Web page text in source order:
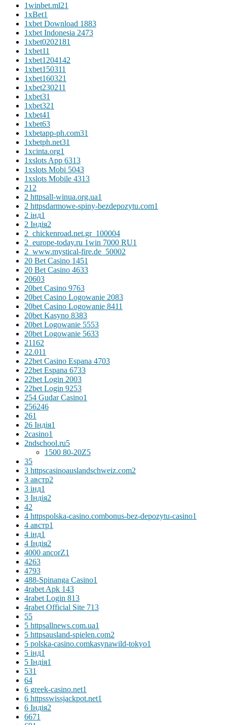
1winbet.ml21
1xBet1
1xbet Download 1883
1xbet Indonesia 2473
1xbet0202181
1xbet11
1xbet1204142
1xbet150311
1xbet160321
1xbet230211
1xbet31
1xbet321
1xbet41
1xbet63
1xbetapp-ph.com31
1xbetph.net31
1xcinta.org1
1xslots App 6313
1xslots Mobi 5043
1xslots Mobile 4313
212
2 httpsall-winua.org.ua1
2 httpsdarmowe-spiny-bezdepozytu.com1
2 інд1
2 Індія2
2_chickenroad.net.gr_100004
2_europe-today.ru 1win 7000 RU1
2_www.mystical-fire.de_50002
20 Bet Casino 1451
20 Bet Casino 4633
20603
20bet Casino 9763
20bet Casino Logowanie 2083
20bet Casino Logowanie 8411
20bet Kasyno 8383
20bet Logowanie 5553
20bet Logowanie 5633
21162
22.011
22bet Casino Espana 4703
22bet Espana 6733
22bet Login 2003
22bet Login 9253
254 Gudar Casino1
256246
261
26 Індія1
2casino1
2ndschool.ru5
1500 80-20Z5
35
3 httpscasinoauslandschweiz.com2
3 австр2
3 інд1
3 Індія2
42
4 httpspolska-casino.combonus-bez-depozytu-casino1
4 австр1
4 інд1
4 Індія2
4000 ancorZ1
4263
4793
488-Spinanga Casino1
4rabet Apk 143
4rabet Login 813
4rabet Official Site 713
55
5 httpsallnews.com.ua1
5 httpsausland-spielen.com2
5 polska-casino.comkasynawild-tokyo1
5 інд1
5 Індія1
531
64
6 greek-casino.net1
6 httpsswissjackpot.net1
6 Індія2
6671